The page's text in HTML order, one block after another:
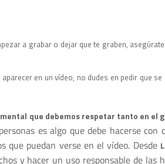
a grabar o dejar que te graben,
aparecer en un vídeo, no dudes en pedir que
que debemos respetar tanto en el
es algo que debe hacerse
que puedan verse en el vídeo. Desde
y hacer un uso responsable de